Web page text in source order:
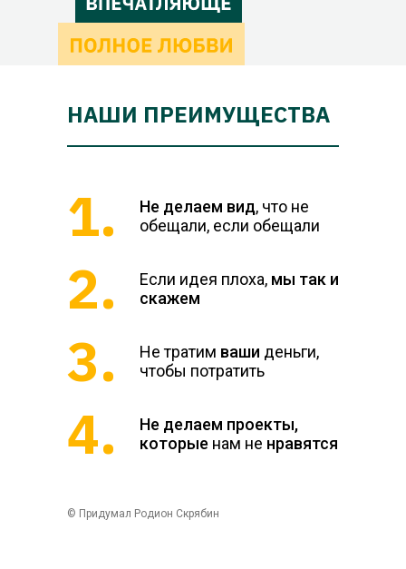
НАШИ ПРЕИМУЩЕСТВА
1. Не делаем вид, что не
обещали, если обещали
2. Если идея плоха, мы так и
скажем
3. Не тратим ваши деньги,
чтобы потратить
4.
Не делаем проекты,
которые нам не нравятся
© Придумал Родион Скрябин